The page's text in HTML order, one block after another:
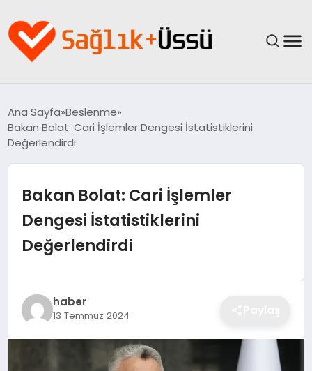
YAŞAM
SPOR & FITNESS
Ana Sayfa Beslenme
Bakan Bolat: Cari İşlemler Dengesi İstatistiklerini
Değerlendirdi
Bakan Bolat: Cari İşlemler
Dengesi İstatistiklerini
Değerlendirdi
haber
13 Temmuz 2024